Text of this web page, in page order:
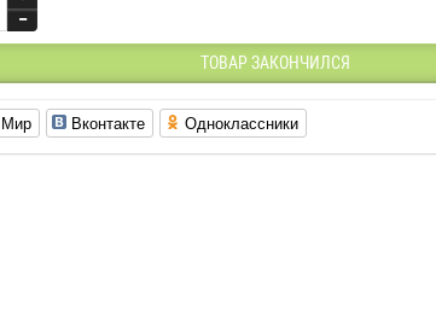
ТОВАР ЗАКОНЧИЛСЯ
Вконтакте Одноклассники